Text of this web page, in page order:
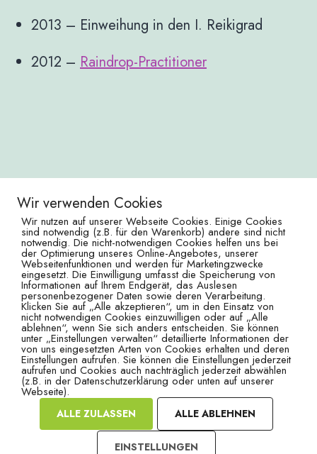
2013 – Einweihung in den I. Reikigrad
2012 – Raindrop-Practitioner
Impressum
Datenschutz
So erreichst du mich:
Tel.: 04161 735160
Mail: info@zeitzumloslassen.de
Zeit zum Loslassen
Barbara Boeckmann
Findorffstraße 4
21614 Buxtehude
Wir verwenden Cookies
Wir nutzen auf unserer Webseite Cookies. Einige Cookies
sind notwendig (z.B. für den Warenkorb) andere sind nicht
notwendig. Die nicht-notwendigen Cookies helfen uns bei
der Optimierung unseres Online-Angebotes, unserer
Webseitenfunktionen und werden für Marketingzwecke
eingesetzt. Die Einwilligung umfasst die Speicherung von
Informationen auf Ihrem Endgerät, das Auslesen
personenbezogener Daten sowie deren Verarbeitung.
Klicken Sie auf „Alle akzeptieren“, um in den Einsatz von
nicht notwendigen Cookies einzuwilligen oder auf „Alle
ablehnen“, wenn Sie sich anders entscheiden. Sie können
unter „Einstellungen verwalten“ detaillierte Informationen der
von uns eingesetzten Arten von Cookies erhalten und deren
Einstellungen aufrufen. Sie können die Einstellungen jederzeit
aufrufen und Cookies auch nachträglich jederzeit abwählen
(z.B. in der Datenschutzerklärung oder unten auf unserer
Webseite).
ALLE ZULASSEN ALLE ABLEHNEN
EINSTELLUNGEN